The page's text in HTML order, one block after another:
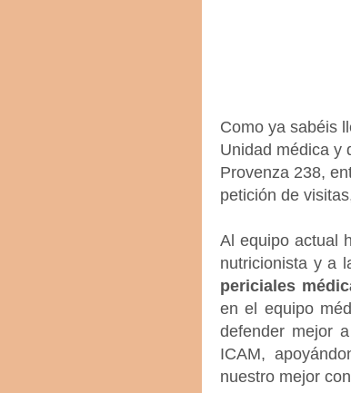
Como ya sabéis
Unidad médica y
Provenza 238,
petición de
Al equipo actual
nutricionista y a
periciales
en el equipo
defender mejor
ICAM,
nuestro mejor